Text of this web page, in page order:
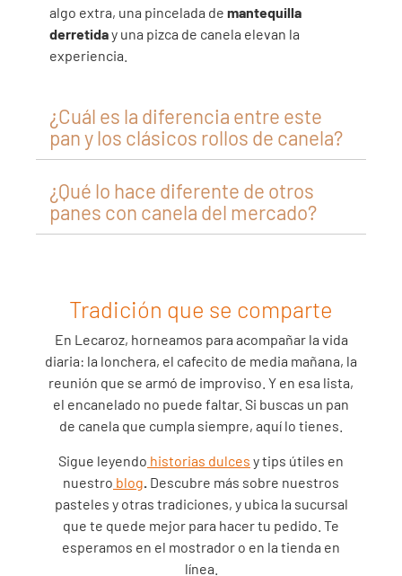
algo extra, una pincelada de mantequilla
derretiday una pizca de canela elevan la
experiencia.
¿Cuál es la diferencia entre este
pan y los clásicos rollos de canela?
¿Qué lo hace diferente de otros
panes con canela del mercado?
Tradición que se comparte
En Lecaroz, horneamos para acompañar la vida
diaria: la lonchera, el cafecito de media mañana, la
reunión que se armó de improviso. Y en esa lista,
el encanelado no puede faltar. Si buscas un pan
de canela que cumpla siempre, aquí lo tienes.
Sigue leyendo historias dulces y tips útiles en
nuestro blog Descubre más sobre nuestros
pasteles y otras tradiciones, y ubica la sucursal
que te quede mejor para hacer tu pedido. Te
esperamos en el mostrador o en la tienda en
línea.